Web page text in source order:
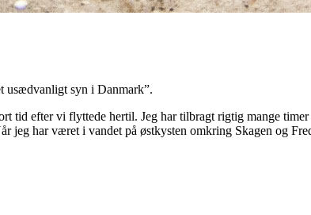
usædvanligt syn i Danmark”.
tid efter vi flyttede hertil. Jeg har tilbragt rigtig mange
har været i vandet på østkysten omkring Skagen og